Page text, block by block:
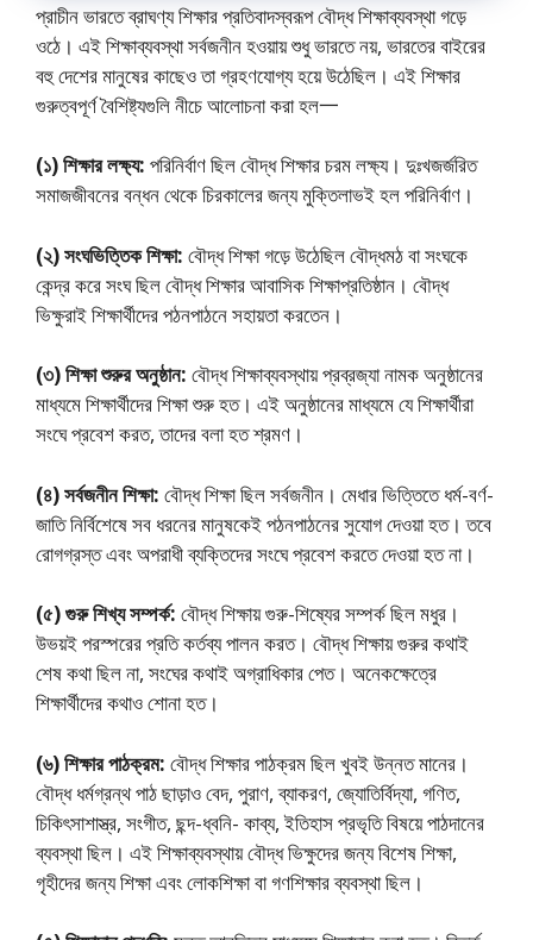
প্রাচীন ভারতে ব্রাঘণ্য শিক্ষার প্রতিবাদস্বরূপ বৌদ্ধ শিক্ষাব্যবস্থা গড়ে
ওঠে। এই শিক্ষাব্যবস্থা সর্বজনীন হওয়ায় শুধু ভারতে নয়, ভারতের বাইরের
বহু দেশের মানুষের কাছেও তা গ্রহণযােগ্য হয়ে উঠেছিল। এই শিক্ষার
গুরুত্বপূর্ণ বৈশিষ্ট্যগুলি নীচে আলােচনা করা হল一
(১) শিক্ষার লক্ষ্য: পরিনির্বাণ ছিল বৌদ্ধ শিক্ষার চরম লক্ষ্য। দুঃখজর্জরিত
সমাজজীবনের বন্ধন থেকে চিরকালের জন্য মুক্তিলাভই হল পরিনির্বাণ।
(২) সংঘভিত্তিক শিক্ষা: বৌদ্ধ শিক্ষা গড়ে উঠেছিল বৌদ্ধমঠ বা সংঘকে
কেন্দ্র করে সংঘ ছিল বৌদ্ধ শিক্ষার আবাসিক শিক্ষাপ্রতিষ্ঠান। বৌদ্ধ
ভিক্ষুরাই শিক্ষার্থীদের পঠনপাঠনে সহায়তা করতেন।
(৩) শিক্ষা শুরুর অনুষ্ঠান: বৌদ্ধ শিক্ষাব্যবস্থায় প্রব্রজ্যা নামক অনুষ্ঠানের
মাধ্যমে শিক্ষার্থীদের শিক্ষা শুরু হত। এই অনুষ্ঠানের মাধ্যমে যে শিক্ষার্থীরা
সংঘে প্রবেশ করত, তাদের বলা হত শ্রমণ।
(৪) সর্বজনীন শিক্ষা: বৌদ্ধ শিক্ষা ছিল সর্বজনীন। মেধার ভিত্তিতে ধর্ম-বর্ণ-
জাতি নির্বিশেষে সব ধরনের মানুষকেই পঠনপাঠনের সুযােগ দেওয়া হত। তবে
রােগগ্রস্ত এবং অপরাধী ব্যক্তিদের সংঘে প্রবেশ করতে দেওয়া হত না।
(৫) গুরু শিখ্য সম্পর্ক: বৌদ্ধ শিক্ষায় গুরু-শিষ্যের সম্পর্ক ছিল মধুর।
উভয়ই পরস্পরের প্রতি কর্তব্য পালন করত। বৌদ্ধ শিক্ষায় গুরুর কথাই
শেষ কথা ছিল না, সংঘের কথাই অগ্রাধিকার পেত। অনেকক্ষেত্রে
শিক্ষার্থীদের কথাও শােনা হত।
(৬) শিক্ষার পাঠক্রম: বৌদ্ধ শিক্ষার পাঠক্রম ছিল খুবই উন্নত মানের।
বৌদ্ধ ধর্মগ্রন্থ পাঠ ছাড়াও বেদ, পুরাণ, ব্যাকরণ, জ্যোতির্বিদ্যা, গণিত,
চিকিৎসাশাস্ত্র, সংগীত, ছন্দ-ধ্বনি- কাব্য, ইতিহাস প্রভৃতি বিষয়ে পাঠদানের
ব্যবস্থা ছিল। এই শিক্ষাব্যবস্থায় বৌদ্ধ ভিক্ষুদের জন্য বিশেষ শিক্ষা,
গৃহীদের জন্য শিক্ষা এবং লােকশিক্ষা বা গণশিক্ষার ব্যবস্থা ছিল।